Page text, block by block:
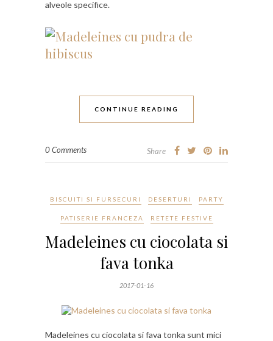
alveole specifice.
CONTINUE READING
0 Comments Share
BISCUITI SI FURSECURI DESERTURI PARTY
PATISERIE FRANCEZA RETETE FESTIVE
Madeleines cu ciocolata si
fava tonka
2017-01-16
Madeleines cu ciocolata si fava tonka sunt mici